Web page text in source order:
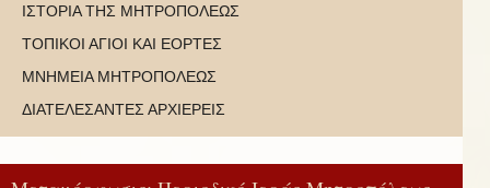
ΙΣΤΟΡΙΑ ΤΗΣ ΜΗΤΡΟΠΟΛΕΩΣ
ΤΟΠΙΚΟΙ ΑΓΙΟΙ ΚΑΙ ΕΟΡΤΕΣ
ΜΝΗΜΕΙΑ ΜΗΤΡΟΠΟΛΕΩΣ
ΔΙΑΤΕΛΕΣΑΝΤΕΣ ΑΡΧΙΕΡΕΙΣ